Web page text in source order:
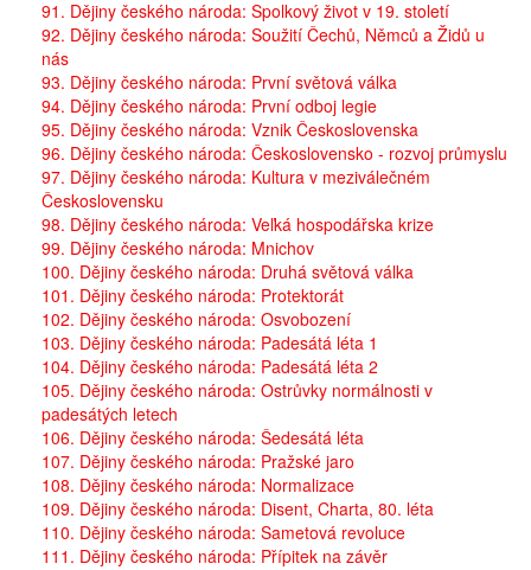
91. Dějiny českého národa: Spolkový život v 19. století
92. Dějiny českého národa: Soužití Čechů, Němců a Židů u
nás
93. Dějiny českého národa: První světová válka
94. Dějiny českého národa: První odboj legie
95. Dějiny českého národa: Vznik Československa
96. Dějiny českého národa: Československo - rozvoj průmyslu
97. Dějiny českého národa: Kultura v meziválečném
Československu
98. Dějiny českého národa: Veľká hospodářska krize
99. Dějiny českého národa: Mnichov
100. Dějiny českého národa: Druhá světová válka
101. Dějiny českého národa: Protektorát
102. Dějiny českého národa: Osvobození
103. Dějiny českého národa: Padesátá léta 1
104. Dějiny českého národa: Padesátá léta 2
105. Dějiny českého národa: Ostrůvky normálnosti v
padesátých letech
106. Dějiny českého národa: Šedesátá léta
107. Dějiny českého národa: Pražské jaro
108. Dějiny českého národa: Normalizace
109. Dějiny českého národa: Disent, Charta, 80. léta
110. Dějiny českého národa: Sametová revoluce
111. Dějiny českého národa: Přípitek na závěr